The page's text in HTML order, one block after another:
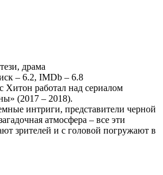
драма
– 6.2, IMDb – 6.8
Хитон работал над сериалом
(2017 – 2018).
интриги, представители черной
атмосфера – все эти
зрителей и с головой погружают в